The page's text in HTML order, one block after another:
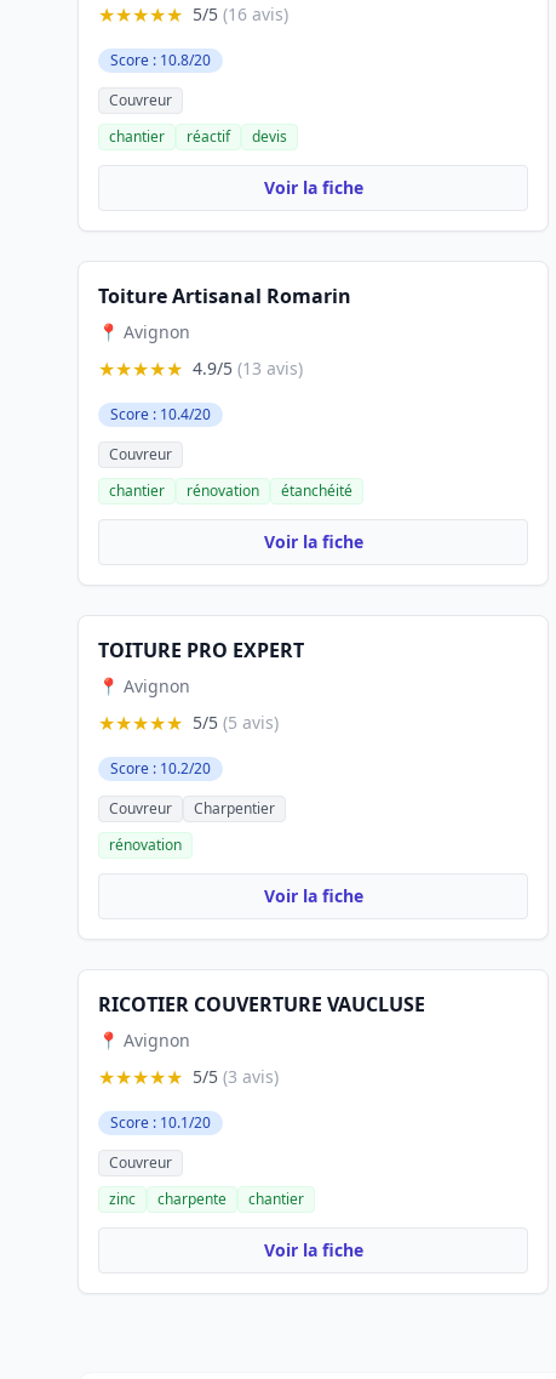
★★★★★ 5/5 (16 avis)
Score : 10.8/20
Couvreur
chantier
réactif devis
Voir la fiche
Toiture Artisanal Romarin
📍 Avignon
★★★★★ 4.9/5 (13 avis)
Score : 10.4/20
Couvreur
chantier
rénovation étanchéité
Voir la fiche
TOITURE PRO EXPERT
📍 Avignon
★★★★★ 5/5 (5 avis)
Score : 10.2/20
Couvreur
Charpentier
rénovation
Voir la fiche
RICOTIER COUVERTURE VAUCLUSE
📍 Avignon
★★★★★ 5/5 (3 avis)
Score : 10.1/20
Couvreur
zinc
charpente chantier
Voir la fiche